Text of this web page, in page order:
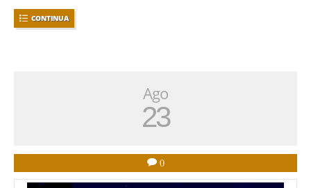
CONTINUA
Ago
23
0